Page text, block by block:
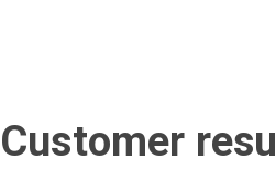
Customer